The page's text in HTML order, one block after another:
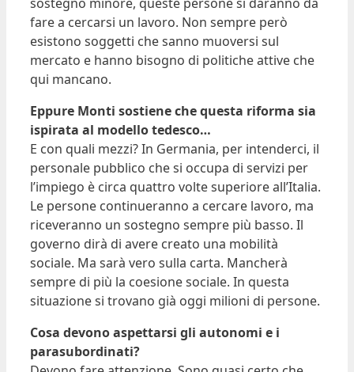
fare a cercarsi un lavoro. Non sempre però
esistono soggetti che sanno muoversi sul
mercato e hanno bisogno di politiche attive che
qui mancano.
Eppure Monti sostiene che questa riforma sia
ispirata al modello tedesco…
E con quali mezzi? In Germania, per intenderci, il
personale pubblico che si occupa di servizi per
l’impiego è circa quattro volte superiore all’Italia.
Le persone continueranno a cercare lavoro, ma
riceveranno un sostegno sempre più basso. Il
governo dirà di avere creato una mobilità
sociale. Ma sarà vero sulla carta. Mancherà
sempre di più la coesione sociale. In questa
situazione si trovano già oggi milioni di persone.
Cosa devono aspettarsi gli autonomi e i
parasubordinati?